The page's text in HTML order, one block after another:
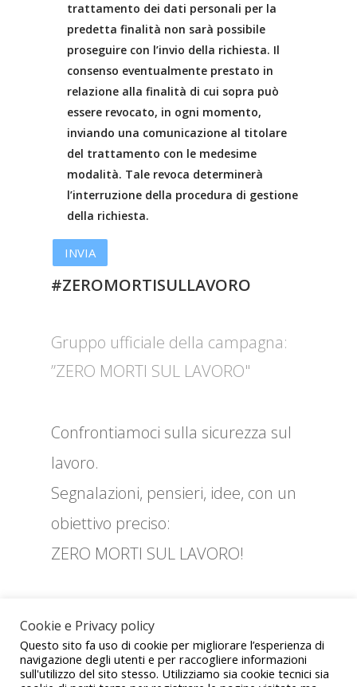
trattamento dei dati personali per la
predetta finalità non sarà possibile
proseguire con l’invio della richiesta. Il
consenso eventualmente prestato in
relazione alla finalità di cui sopra può
essere revocato, in ogni momento,
inviando una comunicazione al titolare
del trattamento con le medesime
modalità. Tale revoca determinerà
l’interruzione della procedura di gestione
della richiesta.
#ZEROMORTISULLAVORO
Gruppo ufficiale della campagna:
”ZERO MORTI SUL LAVORO"
Confrontiamoci sulla sicurezza sul
lavoro.
Segnalazioni, pensieri, idee, con un
obiettivo preciso:
ZERO MORTI SUL LAVORO!
ZE
RO
Cookie e Privacy policy
Questo sito fa uso di cookie per migliorare l’esperienza di
navigazione degli utenti e per raccogliere informazioni
sull'utilizzo del sito stesso. Utilizziamo sia cookie tecnici sia